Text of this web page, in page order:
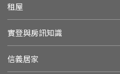
租屋
實登與房訊知識
信義居家